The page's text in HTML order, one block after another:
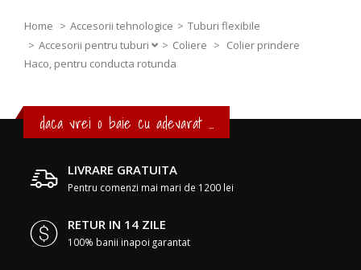
Home Accesorii tehnologice
Tuburi flexibile
Accesorii pentru tuburi
Coliere > Colier prindere
Haco, pentru conducta rotunda
daca vrei o baie cu adevarat ...
LIVRARE GRATUITA
Pentru comenzi mai mari de 1200 lei
RETUR IN 14 ZILE
100% banii inapoi garantat